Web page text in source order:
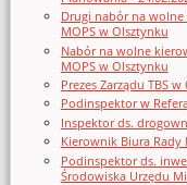
Drugi nabór na
MOPS w Olsztynku
Nabór na wolne
MOPS w Olsztynku
Prezes Zarządu TBS
Podinspektor w
Inspektor ds.
Kierownik Biura
Podinspektor ds.
Środowiska Urzędu